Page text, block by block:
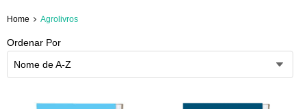
Home Agrolivros
Ordenar Por
Nome de A-Z